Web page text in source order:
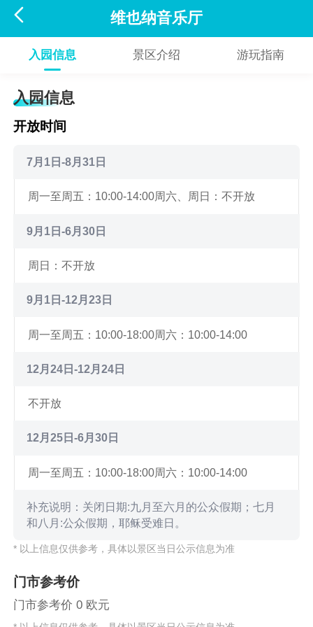
 维也纳音乐厅
入园信息 景区介绍 游玩指南
入园信息
开放时间
7月1日-8月31日
周一至周五：10:00-14:00周六、周日：不开放
9月1日-6月30日
周日：不开放
9月1日-12月23日
周一至周五：10:00-18:00周六：10:00-14:00
12月24日-12月24日
不开放
12月25日-6月30日
周一至周五：10:00-18:00周六：10:00-14:00
补充说明：关闭日期:九月至六月的公众假期；七月
和八月:公众假期，耶稣受难日。
* 以上信息仅供参考，具体以景区当日公示信息为准
门市参考价
门市参考价 0 欧元